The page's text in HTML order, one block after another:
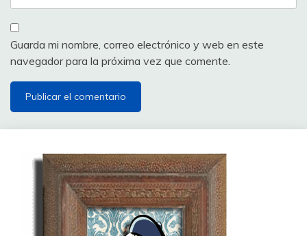
Guarda mi nombre, correo electrónico y web en este
navegador para la próxima vez que comente.